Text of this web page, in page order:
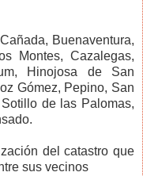
Buenaventura,
Montes, Cazalegas,
Hinojosa de San
Gómez, Pepino, San
de las Palomas,
del catastro que
sus vecinos